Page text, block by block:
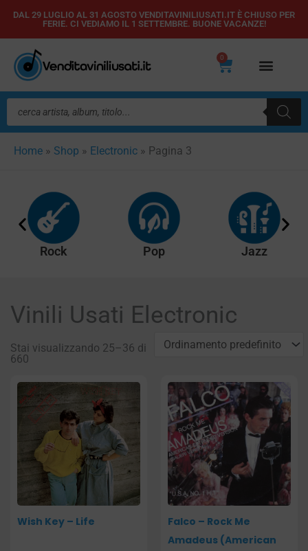
Vai
contenuto
DAL 29 LUGLIO AL 31 AGOSTO VENDITAVINILIUSATI.IT È CHIUSO PER
FERIE. CI VEDIAMO IL 1 SETTEMBRE. BUONE VACANZE!
0
Carrello
Ricerca
prodotti
Home » Shop » Electronic » Pagina 3
Rock Pop Jazz
Vinili Usati Electronic
Stai visualizzando 25–36 di
660
Wish Key – Life
Falco – Rock Me
Amadeus (American
PaginaPaginaPaginaPaginaPagina Pagina